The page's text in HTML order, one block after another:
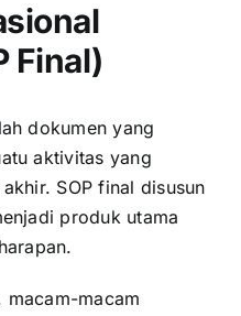
Final)
dokumen yang
aktivitas yang
SOP final disusun
produk utama
macam-macam